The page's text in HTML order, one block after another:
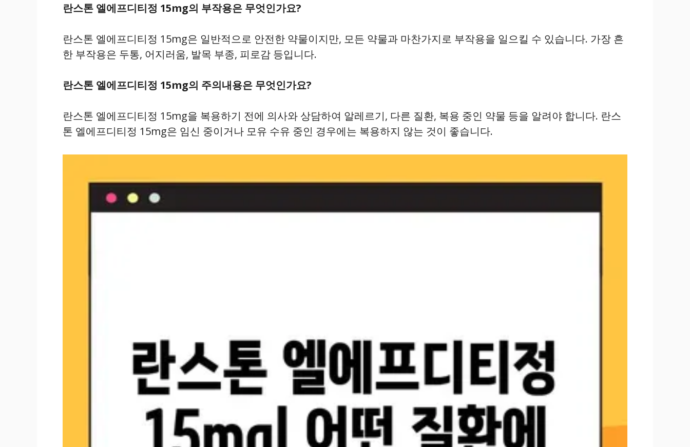
란스톤 엘에프디티정 15mg의 부작용은 무엇인가요?
란스톤 엘에프디티정 15mg은 일반적으로 안전한 약물이지만, 모든 약물과 마찬가지로 부작용을 일으킬 수 있습니다. 가장 흔
한 부작용은 두통, 어지러움, 발목 부종, 피로감 등입니다.
란스톤 엘에프디티정 15mg의 주의내용은 무엇인가요?
란스톤 엘에프디티정 15mg을 복용하기 전에 의사와 상담하여 알레르기, 다른 질환, 복용 중인 약물 등을 알려야 합니다. 란스
톤 엘에프디티정 15mg은 임신 중이거나 모유 수유 중인 경우에는 복용하지 않는 것이 좋습니다.